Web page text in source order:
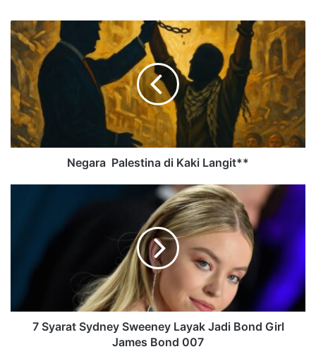
Negara Palestina di Kaki Langit**
7 Syarat Sydney Sweeney Layak Jadi Bond Girl
James Bond 007